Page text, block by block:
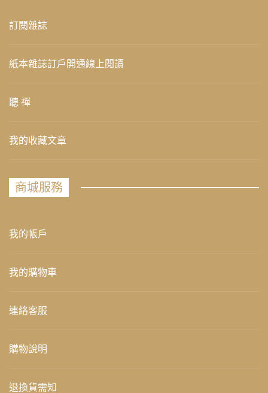
訂閱雜誌
紙本雜誌訂戶開通線上閱讀
聽 禪
我的收藏文章
商城服務
我的帳戶
我的購物車
連絡客服
購物說明
退換貨需知